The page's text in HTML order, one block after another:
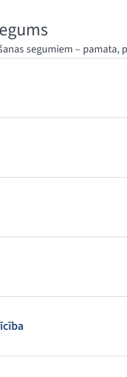
segumiem –